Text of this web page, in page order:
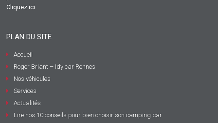
Cliquez ici
PLAN DU SITE
Accueil
Roger Briant – Idylcar Rennes
Nos véhicules
Services
Actualités
Lire nos 10 conseils pour bien choisir son camping-car